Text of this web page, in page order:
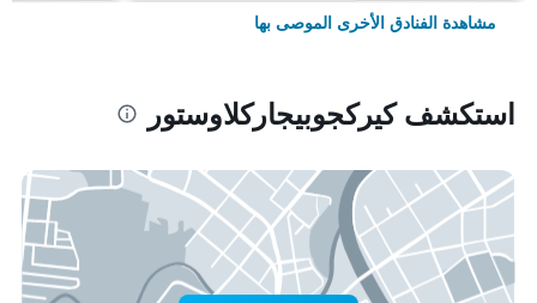
مشاهدة الفنادق الأخرى الموصى بها
استكشف كيركجوبيجاركلاوستور